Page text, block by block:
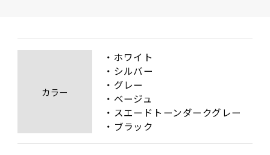
カラー
・ホワイト
・シルバー
・グレー
・ベージュ
・スエードトーンダークグレー
・ブラック